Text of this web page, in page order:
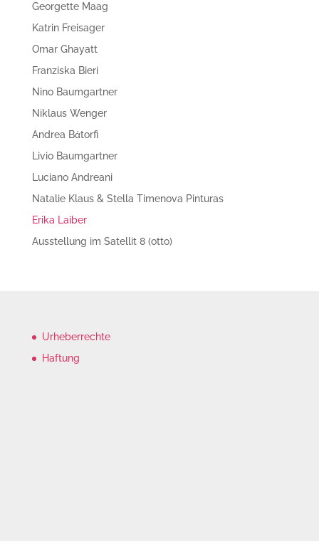
Georgette Maag
Katrin Freisager
Omar Ghayatt
Franziska Bieri
Nino Baumgartner
Niklaus Wenger
Andrea Bάtorfi
Livio Baumgartner
Luciano Andreani
Natalie Klaus & Stella Timenova Pinturas
Erika Laiber
Ausstellung im Satellit 8 (otto)
Urheberrechte
Haftung